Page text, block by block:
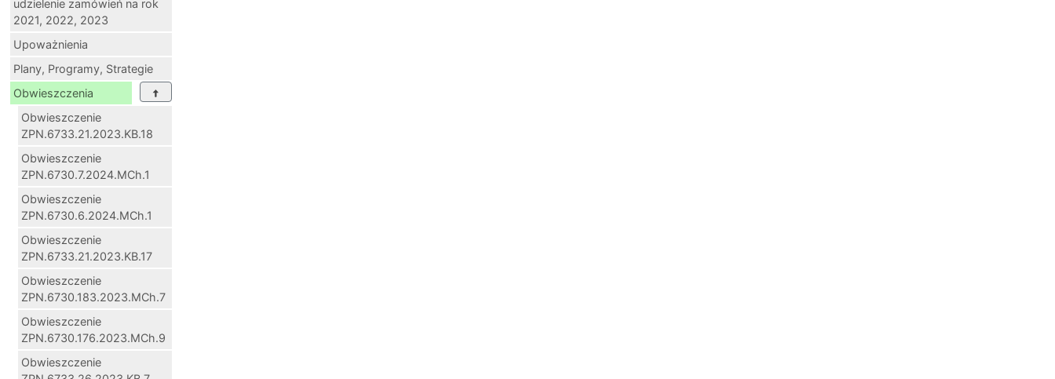
udzielenie zamówień na rok
2021, 2022, 2023
Upoważnienia
Plany, Programy, Strategie
Obwieszczenia
Obwieszczenie
ZPN.6733.21.2023.KB.18
Obwieszczenie
ZPN.6730.7.2024.MCh.1
Obwieszczenie
ZPN.6730.6.2024.MCh.1
Obwieszczenie
ZPN.6733.21.2023.KB.17
Obwieszczenie
ZPN.6730.183.2023.MCh.7
Obwieszczenie
ZPN.6730.176.2023.MCh.9
Obwieszczenie